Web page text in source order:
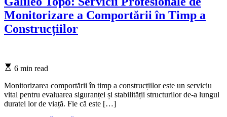
Monitorizare a Comportării în Timp a
Construcțiilor
Estimated
time
6 min read
Monitorizarea comportării în timp a construcțiilor este un serviciu
vital pentru evaluarea siguranței și stabilității structurilor de-a lungul
duratei lor de viață. Fie că este […]